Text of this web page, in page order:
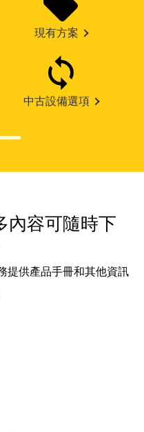
現有方案
中古設備選項
內容可隨時下
提供產品手冊和其他資訊